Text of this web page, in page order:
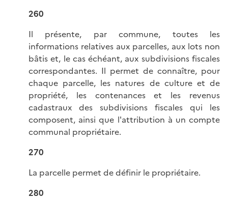
260
Il présente, par commune, toutes les
informations relatives aux parcelles, aux lots non
bâtis et, le cas échéant, aux subdivisions fiscales
correspondantes. Il permet de connaître, pour
chaque parcelle, les natures de culture et de
propriété, les contenances et les revenus
cadastraux des subdivisions fiscales qui les
composent, ainsi que l'attribution à un compte
communal propriétaire.
270
La parcelle permet de définir le propriétaire.
280